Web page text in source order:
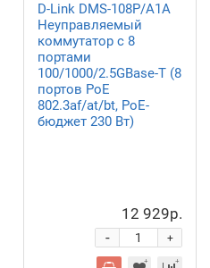
D-Link DMS-108P/A1A
Неуправляемый
коммутатор с 8
портами
100/1000/2.5GBase-T (8
портов PoE
802.3af/at/bt, PoE-
бюджет 230 Вт)
12 929р.
+
-